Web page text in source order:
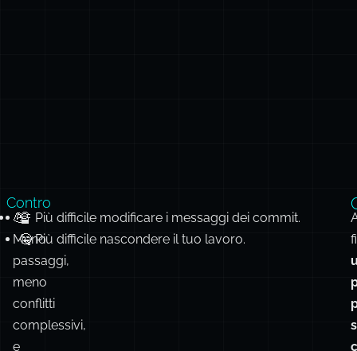
💪
Contro
🔏 Più difficile modificare i messaggi dei commit.